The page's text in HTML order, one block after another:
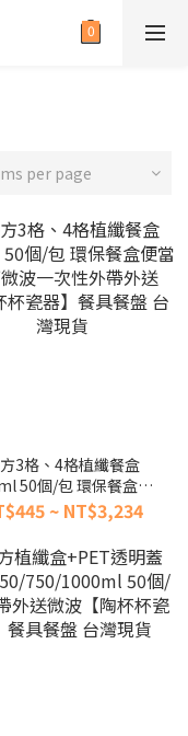
per page
3格、4格植纖餐盒
餐盒便
可微波一次性外帶外送
杯瓷器】餐具餐盤 台
灣現貨
~ NT$3,234